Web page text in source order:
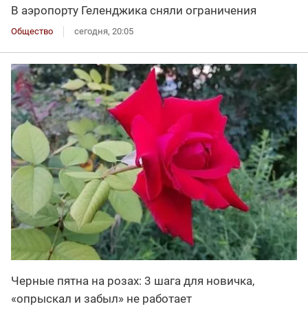
В аэропорту Геленджика сняли ограничения
Общество сегодня, 20:05
Черные пятна на розах: 3 шага для новичка,
«опрыскал и забыл» не работает